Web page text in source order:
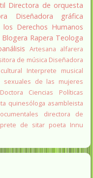
Directora de orquesta
Diseñadora gráfica
Derechos Humanos
Blogera Rapera Teologa
Artesana alfarera
de música Diseñadora
Interprete musical
sexuales de las mujeres
Doctora Ciencias Políticas
quinesóloga asambleista
directora de
de sitar poeta Innu